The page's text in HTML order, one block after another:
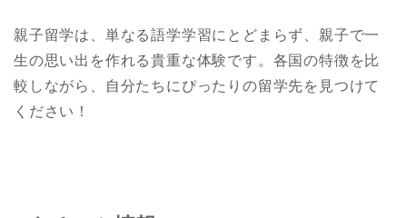
親子留学は、単なる語学学習にとどまらず、親子で一
生の思い出を作れる貴重な体験です。各国の特徴を比
較しながら、自分たちにぴったりの留学先を見つけて
ください！